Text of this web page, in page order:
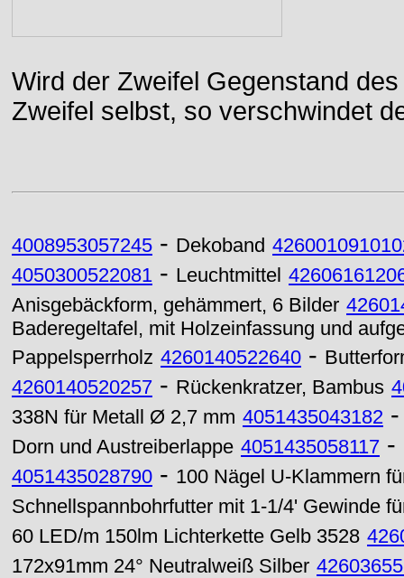
Wird der Zweifel Gegenstand
Zweifel selbst, so verschwindet
4008953057245 - Dekoband
4050300522081 - Leuchtmittel
Anisgebäckform, gehämmert, 6 Bilder
Baderegeltafel, mit Holzeinfassung und
Pappelsperrholz 4260140522640 -
4260140520257 - Rückenkratzer, Bambus
338N für Metall Ø 2,7 mm 4051435043182
Dorn und Austreiberlappe 4051435058117 -
4051435028790 - 100 Nägel U-Klammern
Schnellspannbohrfutter mit 1-1/4' Gewinde
60 LED/m 150lm Lichterkette Gelb 3528
172x91mm 24° Neutralweiß Silber